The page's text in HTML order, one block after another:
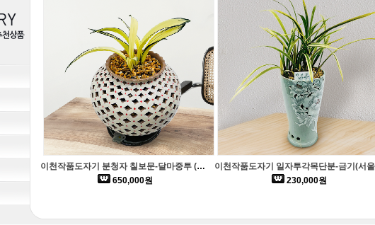
이천작품도자기 분청자 칠보문-달마중투 (서울,경기일부 배송가능)
650,000원
230,000원